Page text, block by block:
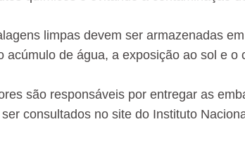
limpas devem ser armazenadas
de água, a exposição ao sol e o
são responsáveis ​​por entregar as
consultados no site do Instituto